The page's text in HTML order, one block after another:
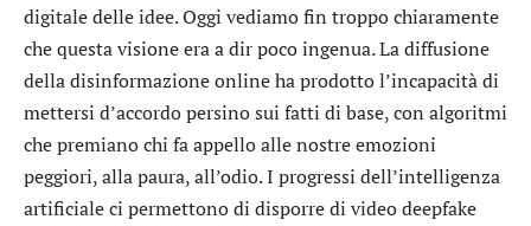
digitale delle idee. Oggi vediamo fin troppo chiaramente
che questa visione era a dir poco ingenua. La diffusione
della disinformazione online ha prodotto l’incapacità di
mettersi d’accordo persino sui fatti di base, con algoritmi
che premiano chi fa appello alle nostre emozioni
peggiori, alla paura, all’odio. I progressi dell’intelligenza
artificiale ci permettono di disporre di video deepfake